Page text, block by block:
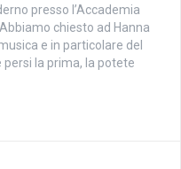
presso l’Accademia
chiesto ad Hanna
e in particolare del
la prima, la potete